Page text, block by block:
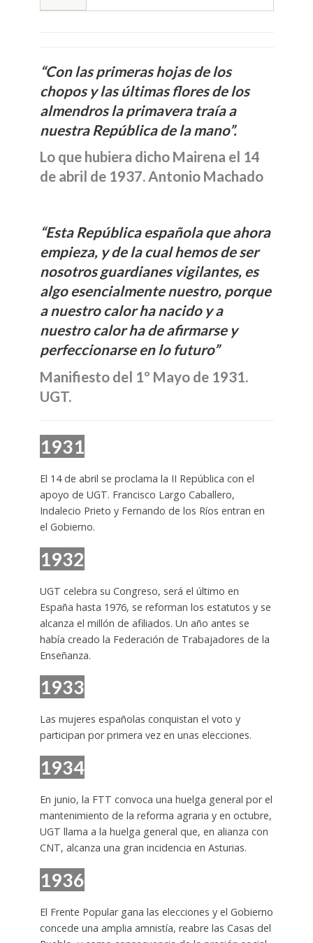
“Con las primeras hojas de los
chopos y las últimas flores de los
almendros la primavera traía a
nuestra República de la mano”.
Lo que hubiera dicho Mairena el 14
de abril de 1937. Antonio Machado
“Esta República española que ahora
empieza, y de la cual hemos de ser
nosotros guardianes vigilantes, es
algo esencialmente nuestro, porque
a nuestro calor ha nacido y a
nuestro calor ha de afirmarse y
perfeccionarse en lo futuro”
Manifiesto del 1º Mayo de 1931.
UGT.
1931
El 14 de abril se proclama la II República con el
apoyo de UGT. Francisco Largo Caballero,
Indalecio Prieto y Fernando de los Ríos entran en
el Gobierno.
1932
UGT celebra su Congreso, será el último en
España hasta 1976, se reforman los estatutos y se
alcanza el millón de afiliados. Un año antes se
había creado la Federación de Trabajadores de la
Enseñanza.
1933
Las mujeres españolas conquistan el voto y
participan por primera vez en unas elecciones.
1934
En junio, la FTT convoca una huelga general por el
mantenimiento de la reforma agraria y en octubre,
UGT llama a la huelga general que, en alianza con
CNT, alcanza una gran incidencia en Asturias.
1936
El Frente Popular gana las elecciones y el Gobierno
concede una amplia amnistía, reabre las Casas del